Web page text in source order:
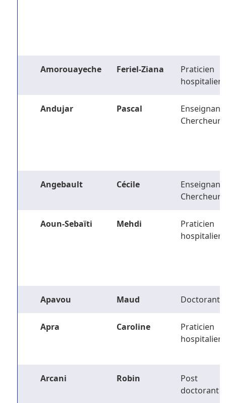
Amorouayeche Feriel-Ziana
Praticien
hospitalier
Andujar Pascal
Enseignant-
Chercheur
Angebault Cécile
Enseignant-
Chercheur
Aoun-Sebaïti Mehdi
Praticien
hospitalier
Apavou Maud Doctorant
Apra Caroline
Praticien
hospitalier
Arcani Robin
Post
doctorant